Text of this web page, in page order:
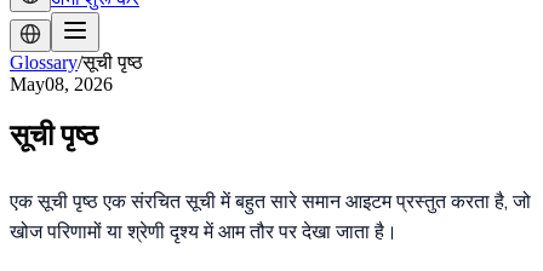
Glossary/सूची पृष्ठ
May08, 2026
सूची पृष्ठ
एक सूची पृष्ठ एक संरचित सूची में बहुत सारे समान आइटम प्रस्तुत करता है, जो
खोज परिणामों या श्रेणी दृश्य में आम तौर पर देखा जाता है।